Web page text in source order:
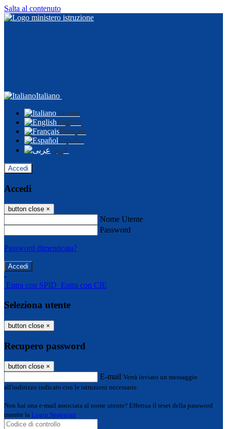
Salta al contenuto
Italiano
Italiano
English
Français
Español
عربى
Accedi
Accedi
button close ×
Nome Utente
Password
Password dimenticata?
-
Entra con SPID Entra con CIE
Seleziona utente
button close ×
Recupero password
button close ×
E-mail Verrà inviato un messaggio
all'indirizzo indicato con le istruzioni necessarie.
Non hai una e-mail associata al nome utente? Effettua il reset della password
tramite la Login Spaggiari